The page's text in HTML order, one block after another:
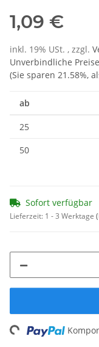
1,09 €
inkl. 19% USt. , zzgl.
Unverbindliche
(Sie sparen 21.58%,
ab
25
50
Sofort verfügbar
Lieferzeit: 1 - 3 Werktage